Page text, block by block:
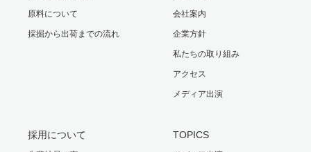
原料について
採掘から出荷までの流れ
会社案内
企業方針
私たちの取り組み
アクセス
メディア出演
採用について TOPICS